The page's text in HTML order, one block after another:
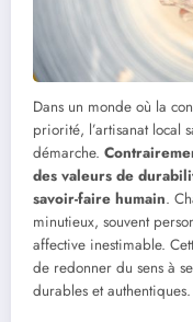
Dans un monde où la
priorité, l’artisanat local
démarche.
des valeurs de
savoir-faire humain.
minutieux, souvent
affective inestimable.
de redonner du sens à
durables et authentiques.